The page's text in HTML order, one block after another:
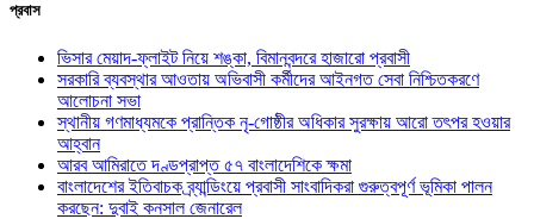
প্রবাস
ভিসার মেয়াদ-ফ্লাইট নিয়ে শঙ্কা, বিমানবন্দরে হাজারো প্রবাসী
সরকারি ব্যবস্থার আওতায় অভিবাসী কর্মীদের আইনগত সেবা নিশ্চিতকরণে
আলোচনা সভা
স্থানীয় গণমাধ্যমকে প্রান্তিক নৃ-গোষ্ঠীর অধিকার সুরক্ষায় আরো তৎপর হওয়ার
আহ্বান
আরব আমিরাতে দণ্ডপ্রাপ্ত ৫৭ বাংলাদেশিকে ক্ষমা
বাংলাদেশের ইতিবাচক ব্র্যান্ডিংয়ে প্রবাসী সাংবাদিকরা গুরুত্বপূর্ণ ভূমিকা পালন
করছেন: দুবাই কনসাল জেনারেল